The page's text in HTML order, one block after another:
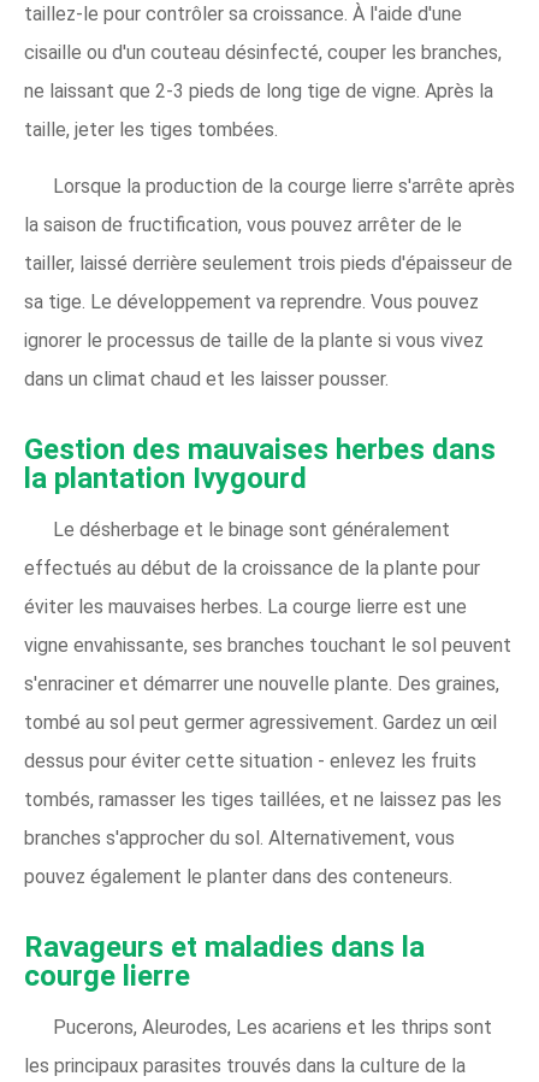
taillez-le pour contrôler sa croissance. À l'aide d'une
cisaille ou d'un couteau désinfecté, couper les branches,
ne laissant que 2-3 pieds de long tige de vigne. Après la
taille, jeter les tiges tombées.
Lorsque la production de la courge lierre s'arrête après
la saison de fructification, vous pouvez arrêter de le
tailler, laissé derrière seulement trois pieds d'épaisseur de
sa tige. Le développement va reprendre. Vous pouvez
ignorer le processus de taille de la plante si vous vivez
dans un climat chaud et les laisser pousser.
Gestion des mauvaises herbes dans
la plantation Ivygourd
Le désherbage et le binage sont généralement
effectués au début de la croissance de la plante pour
éviter les mauvaises herbes. La courge lierre est une
vigne envahissante, ses branches touchant le sol peuvent
s'enraciner et démarrer une nouvelle plante. Des graines,
tombé au sol peut germer agressivement. Gardez un œil
dessus pour éviter cette situation - enlevez les fruits
tombés, ramasser les tiges taillées, et ne laissez pas les
branches s'approcher du sol. Alternativement, vous
pouvez également le planter dans des conteneurs.
Ravageurs et maladies dans la
courge lierre
Pucerons, Aleurodes, Les acariens et les thrips sont
les principaux parasites trouvés dans la culture de la